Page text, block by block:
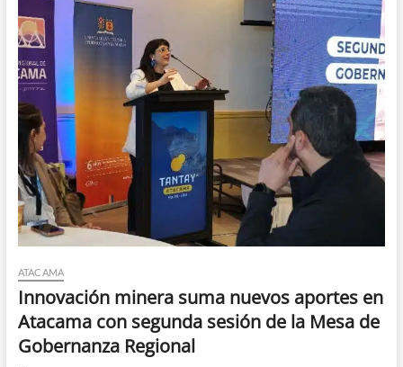
ATACAMA
Innovación minera suma nuevos aportes en
Atacama con segunda sesión de la Mesa de
Gobernanza Regional